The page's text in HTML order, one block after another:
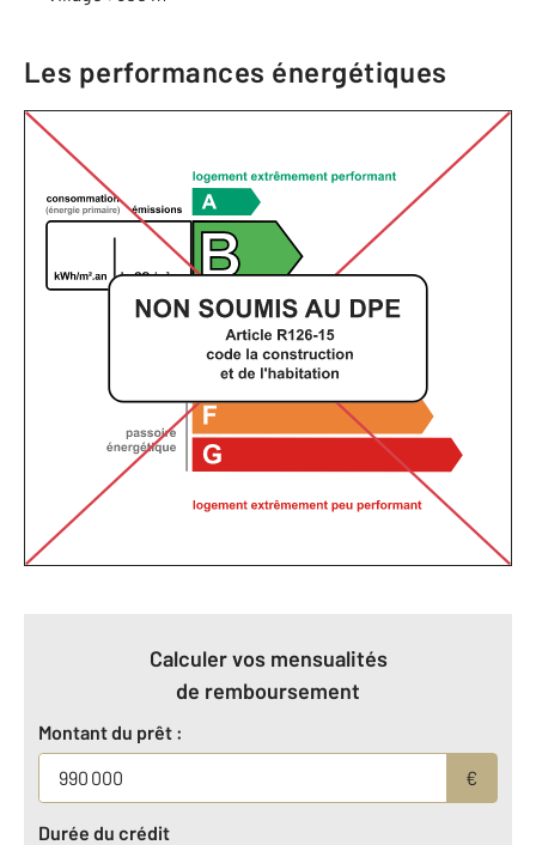
Les performances énergétiques
Calculer vos mensualités
de remboursement
Montant du prêt :
€
Durée du crédit